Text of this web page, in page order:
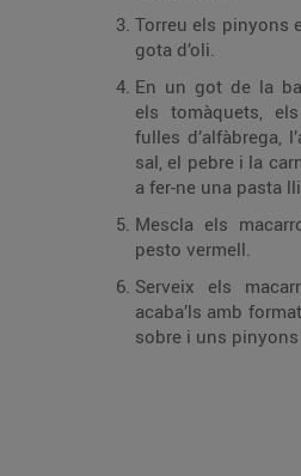
Torreu els pinyons
gota d’oli.
En un got de la
els tomàquets,
fulles d’alfàbrega,
sal, el pebre i la
a fer-ne una pasta
Mescla els
pesto vermell.
Serveix els
acaba’ls amb
sobre i uns